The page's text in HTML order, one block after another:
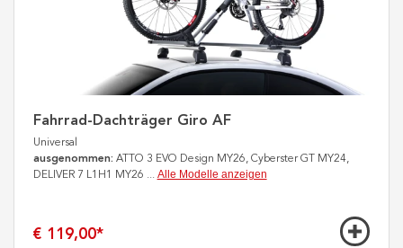
Fahrrad-Dachträger Giro AF
Universal
ausgenommen: ATTO 3 EVO Design MY26, Cyberster GT MY24,
DELIVER 7 L1H1 MY26 ... Alle Modelle anzeigen
€ 119,00*